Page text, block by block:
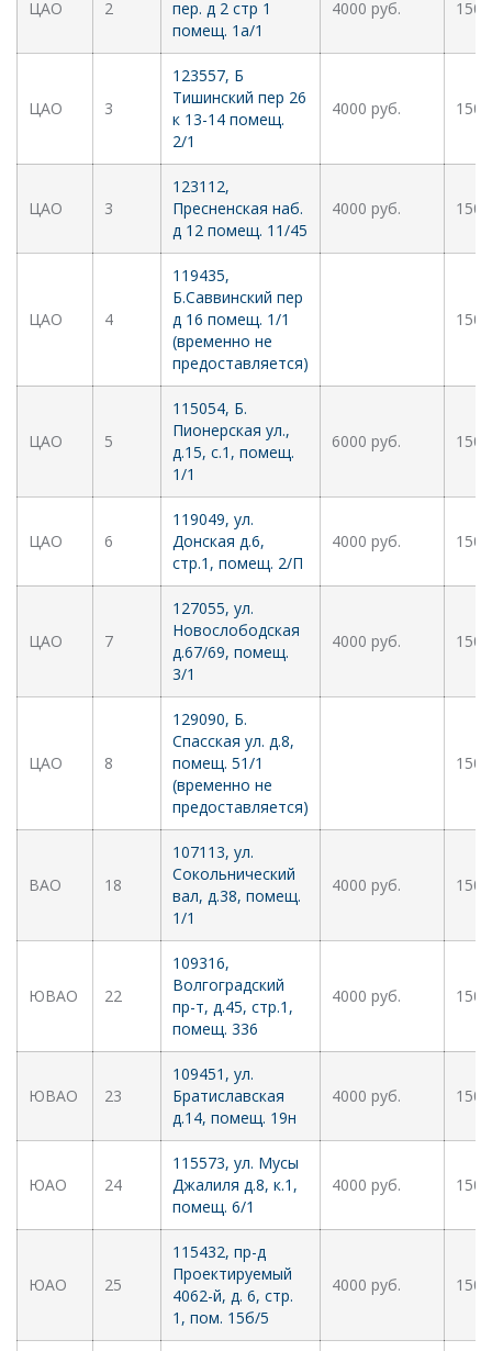
ЦАО 2
пер. д 2 стр 1
помещ. 1а/1
4000 руб.
ЦАО 3
123557, Б
Тишинский пер 26
к 13-14 помещ.
2/1
4000 руб.
ЦАО 3
123112,
Пресненская наб.
д 12 помещ. 11/45
4000 руб.
ЦАО 4
119435,
Б.Саввинский пер
д 16 помещ. 1/1
(временно не
предоставляется)
ЦАО 5
115054, Б.
Пионерская ул.,
д.15, с.1, помещ.
1/1
6000 руб.
ЦАО 6
119049, ул.
Донская д.6,
стр.1, помещ. 2/П
4000 руб.
ЦАО 7
127055, ул.
Новослободская
д.67/69, помещ.
3/1
4000 руб.
ЦАО 8
129090, Б.
Спасская ул. д.8,
помещ. 51/1
(временно не
предоставляется)
ВАО 18
107113, ул.
Сокольнический
вал, д.38, помещ.
1/1
4000 руб.
ЮВАО 22
109316,
Волгоградский
пр-т, д.45, стр.1,
помещ. 336
4000 руб.
ЮВАО 23
109451, ул.
Братиславская
д.14, помещ. 19н
4000 руб.
ЮАО 24
115573, ул. Мусы
Джалиля д.8, к.1,
помещ. 6/1
4000 руб.
ЮАО 25
115432, пр-д
Проектируемый
4062-й, д. 6, стр.
1, пом. 15б/5
4000 руб.